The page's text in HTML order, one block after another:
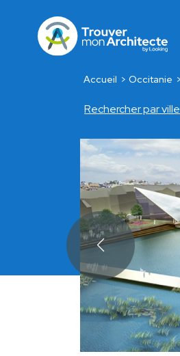
Accueil Occitanie
Rechercher par ville